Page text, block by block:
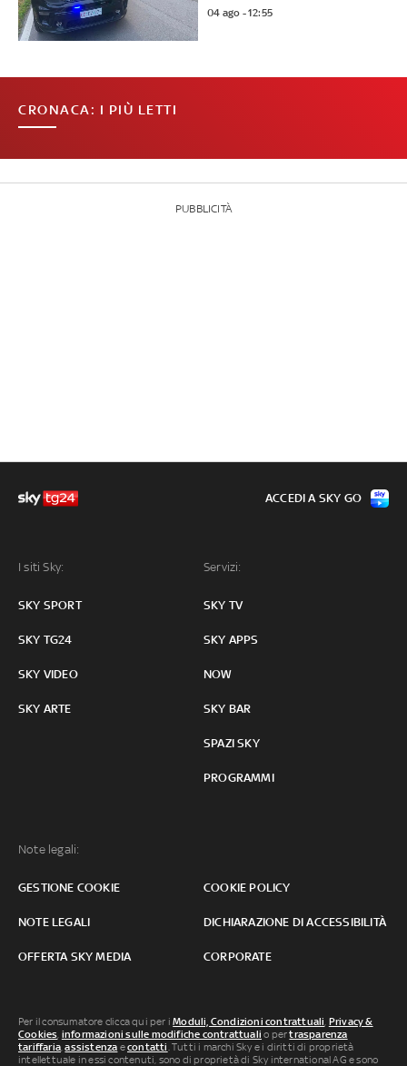
04 ago - 12:55
CRONACA: I PIÙ LETTI
PUBBLICITÀ
I siti Sky:
SKY SPORT
SKY TG24
SKY VIDEO
SKY ARTE
Servizi:
SKY TV
SKY APPS
NOW
SKY BAR
SPAZI SKY
PROGRAMMI
Note legali:
GESTIONE COOKIE COOKIE POLICY
NOTE LEGALI DICHIARAZIONE DI ACCESSIBILITÀ
OFFERTA SKY MEDIA CORPORATE
ACCEDI A SKY GO
Per il consumatore clicca qui per iModuli, Condizioni contrattuali, Privacy &
Cookies, informazioni sulle modifiche contrattuali o pertrasparenza
tariffaria,assistenza econtatti. Tutti i marchi Sky e i diritti di proprietà
intellettuale in essi contenuti, sono di proprietà di Sky international AG e sono